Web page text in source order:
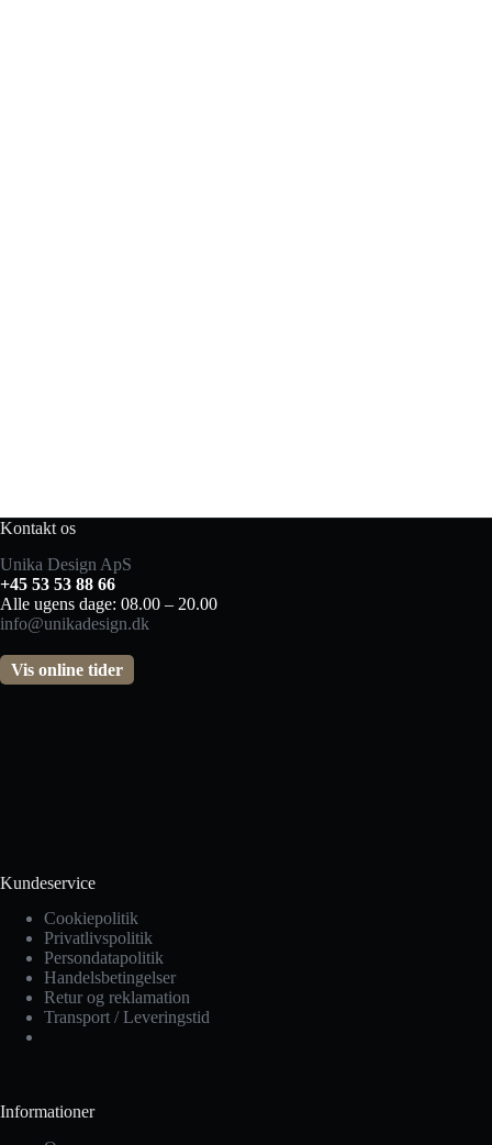
Kontakt os
Unika Design ApS
+45 53 53 88 66
Alle ugens dage: 08.00 – 20.00
info@unikadesign.dk
Vis online tider
Kundeservice
Cookiepolitik
Privatlivspolitik
Persondatapolitik
Handelsbetingelser
Retur og reklamation
Transport / Leveringstid
Informationer